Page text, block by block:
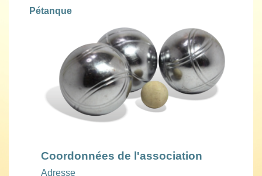
Pétanque
Coordonnées de l'association
Adresse